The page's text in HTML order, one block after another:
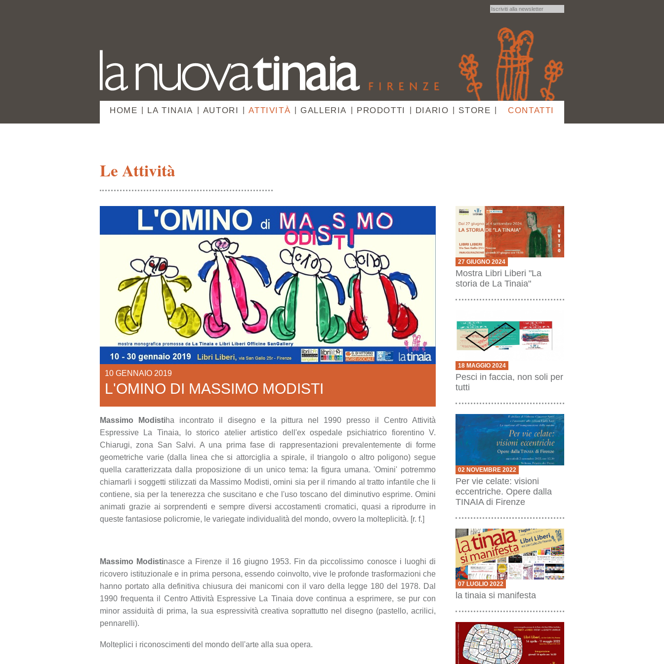
HOME LA TINAIA AUTORI ATTIVITÀ GALLERIA PRODOTTI DIARIO STORE CONTATTI
Le Attività
10 GENNAIO 2019
L'OMINO DI MASSIMO MODISTI
Massimo Modistiha incontrato il disegno e la pittura nel 1990 presso il Centro Attività
Espressive La Tinaia, lo storico atelier artistico dell'ex ospedale psichiatrico fiorentino V.
Chiarugi, zona San Salvi. A una prima fase di rappresentazioni prevalentemente di forme
geometriche varie (dalla linea che si attorciglia a spirale, il triangolo o altro poligono) segue
quella caratterizzata dalla proposizione di un unico tema: la figura umana. 'Omini' potremmo
chiamarli i soggetti stilizzati da Massimo Modisti, omini sia per il rimando al tratto infantile che li
contiene, sia per la tenerezza che suscitano e che l'uso toscano del diminutivo esprime. Omini
animati grazie ai sorprendenti e sempre diversi accostamenti cromatici, quasi a riprodurre in
queste fantasiose policromie, le variegate individualità del mondo, ovvero la molteplicità. [r. f.]
Massimo Modistinasce a Firenze il 16 giugno 1953. Fin da piccolissimo conosce i luoghi di
ricovero istituzionale e in prima persona, essendo coinvolto, vive le profonde trasformazioni che
hanno portato alla definitiva chiusura dei manicomi con il varo della legge 180 del 1978. Dal
1990 frequenta il Centro Attività Espressive La Tinaia dove continua a esprimere, se pur con
minor assiduità di prima, la sua espressività creativa soprattutto nel disegno (pastello, acrilici,
pennarelli).
Molteplici i riconoscimenti del mondo dell'arte alla sua opera.
27 GIUGNO 2024
Mostra Libri Liberi "La
storia de La Tinaia"
18 MAGGIO 2024
Pesci in faccia, non soli per
tutti
02 NOVEMBRE 2022
Per vie celate: visioni
eccentriche. Opere dalla
TINAIA di Firenze
07 LUGLIO 2022
la tinaia si manifesta